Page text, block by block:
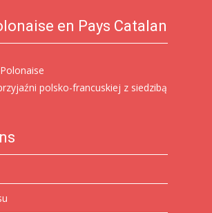
en Pays Catalan
polsko-francuskiej z siedzibą